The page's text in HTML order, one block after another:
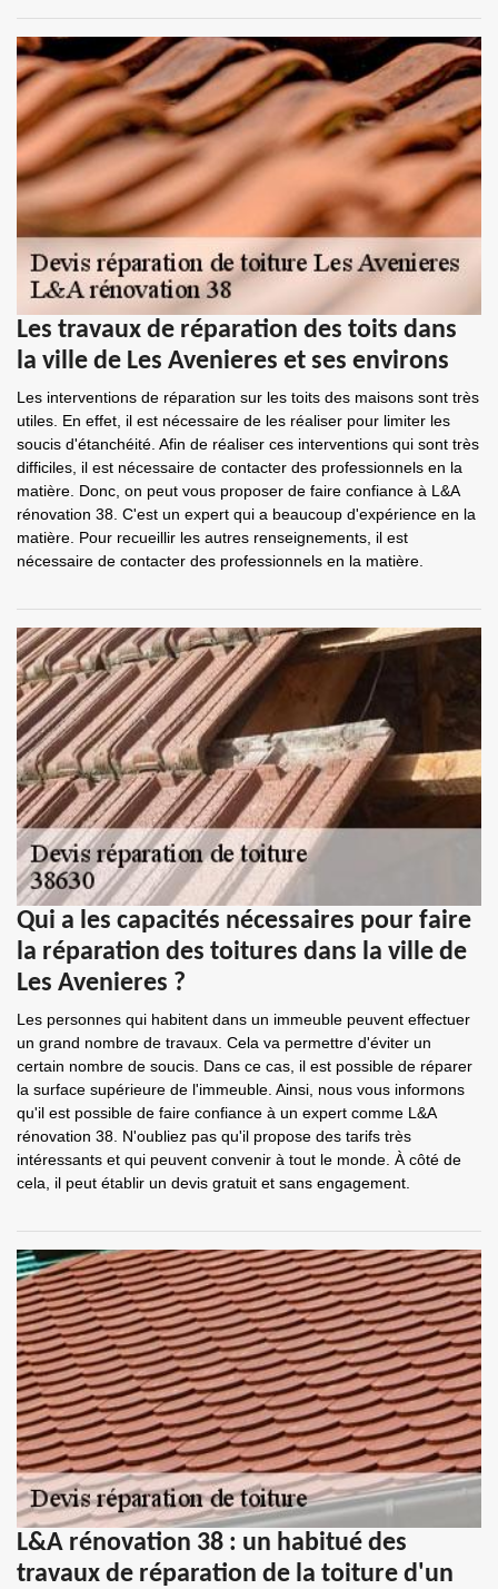
Les travaux de réparation des toits dans
la ville de Les Avenieres et ses environs
Les interventions de réparation sur les toits des maisons sont très
utiles. En effet, il est nécessaire de les réaliser pour limiter les
soucis d'étanchéité. Afin de réaliser ces interventions qui sont très
difficiles, il est nécessaire de contacter des professionnels en la
matière. Donc, on peut vous proposer de faire confiance à L&A
rénovation 38. C'est un expert qui a beaucoup d'expérience en la
matière. Pour recueillir les autres renseignements, il est
nécessaire de contacter des professionnels en la matière.
Qui a les capacités nécessaires pour faire
la réparation des toitures dans la ville de
Les Avenieres ?
Les personnes qui habitent dans un immeuble peuvent effectuer
un grand nombre de travaux. Cela va permettre d'éviter un
certain nombre de soucis. Dans ce cas, il est possible de réparer
la surface supérieure de l'immeuble. Ainsi, nous vous informons
qu'il est possible de faire confiance à un expert comme L&A
rénovation 38. N'oubliez pas qu'il propose des tarifs très
intéressants et qui peuvent convenir à tout le monde. À côté de
cela, il peut établir un devis gratuit et sans engagement.
L&A rénovation 38 : un habitué des
travaux de réparation de la toiture d'un